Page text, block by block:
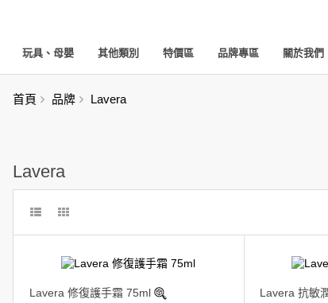
玩具、母嬰 其他類別 特價區 品牌專區 關於我們
首頁 品牌 Lavera
Lavera
Lavera 修復護手霜 75ml Lavera 抗敏